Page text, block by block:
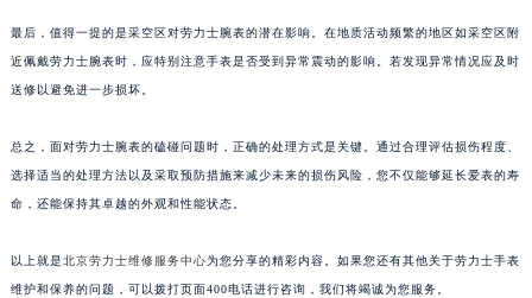
最后，值得一提的是采空区对劳力士腕表的潜在影响。在地质活动频繁的地区如采空区附
近佩戴劳力士腕表时，应特别注意手表是否受到异常震动的影响。若发现异常情况应及时
送修以避免进一步损坏。
总之，面对劳力士腕表的磕碰问题时，正确的处理方式是关键。通过合理评估损伤程度、
选择适当的处理方法以及采取预防措施来减少未来的损伤风险，您不仅能够延长爱表的寿
命，还能保持其卓越的外观和性能状态。
以上就是北京劳力士维修服务中心为您分享的精彩内容。如果您还有其他关于劳力士手表
维护和保养的问题，可以拨打页面400电话进行咨询，我们将竭诚为您服务。